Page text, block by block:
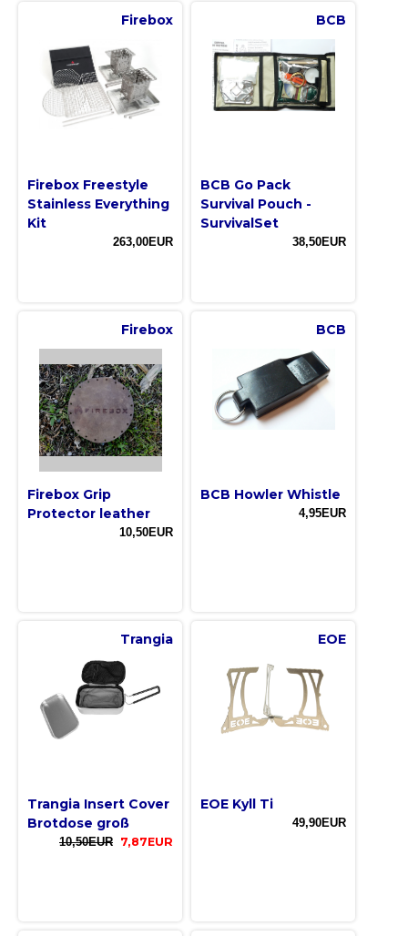
Firebox
Firebox Freestyle
Stainless Everything
Kit
263,00EUR
BCB
BCB Go Pack
Survival Pouch -
SurvivalSet
38,50EUR
Firebox
Firebox Grip
Protector leather
10,50EUR
BCB
BCB Howler Whistle
4,95EUR
Trangia
Trangia Insert Cover
Brotdose groß
10,50EUR 7,87EUR
EOE
EOE Kyll Ti
49,90EUR